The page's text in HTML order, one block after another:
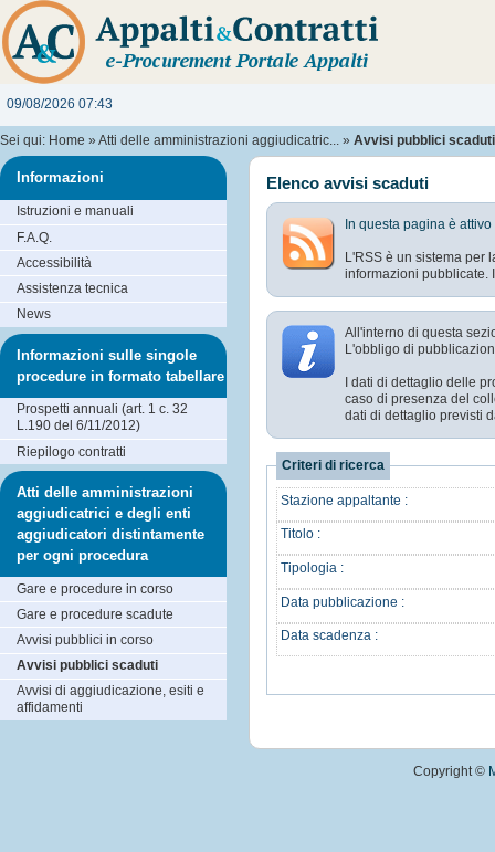
09/08/2026 07:43
Sei qui: Home » Atti delle amministrazioni aggiudicatric... » Avvisi pubblici scaduti
Elenco avvisi scaduti
In questa pagina è
L'RSS è un sistema per
informazioni pubblicate.
All'interno di questa
L'obbligo di
I dati di dettaglio delle
caso di presenza del
dati di dettaglio previsti
Criteri di ricerca
Stazione appaltante :
Titolo :
Tipologia :
Data pubblicazione :
Data scadenza :
Informazioni
Istruzioni e manuali
F.A.Q.
Accessibilità
Assistenza tecnica
News
Informazioni sulle singole
procedure in formato tabellare
Prospetti annuali (art. 1 c. 32
L.190 del 6/11/2012)
Riepilogo contratti
Atti delle amministrazioni
aggiudicatrici e degli enti
aggiudicatori distintamente
per ogni procedura
Gare e procedure in corso
Gare e procedure scadute
Avvisi pubblici in corso
Avvisi pubblici scaduti
Avvisi di aggiudicazione, esiti e
affidamenti
Copyright ©